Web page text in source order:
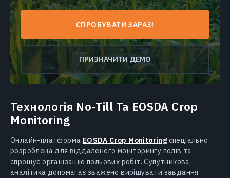
СПРОБУВАТИ ЗАРАЗ!
ПРИЗНАЧИТИ ДЕМО
Технологія No-Till Та EOSDA Crop
Monitoring
Онлайн-платформа EOSDA Crop Monitoring спеціально
розроблена для віддаленого моніторингу полів та
спрощує організацію польових робіт. Супутникова
аналітика допомагає зважено вирішувати завдання